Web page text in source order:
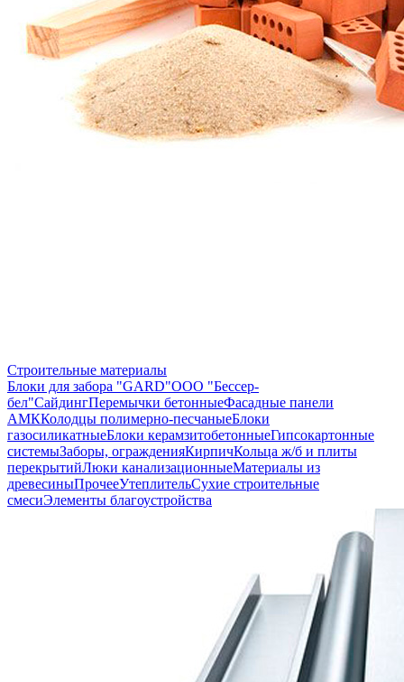
Строительные материалы
Блоки для забора "GARD"ООО "Бессер-
бел"СайдингПеремычки бетонныеФасадные панели
АМККолодцы полимерно-песчаныеБлоки
газосиликатныеБлоки керамзитобетонныеГипсокартонные
системыЗаборы, огражденияКирпичКольца ж/б и плиты
перекрытийЛюки канализационныеМатериалы из
древесиныПрочееУтеплительСухие строительные
смесиЭлементы благоустройства